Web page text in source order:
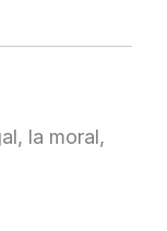
la moral,